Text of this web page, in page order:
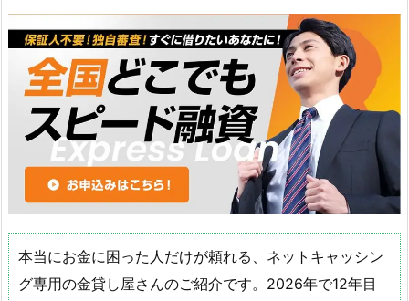
本当にお金に困った人だけが頼れる、ネットキャッシン
グ専用の金貸し屋さんのご紹介です。2026年で12年目